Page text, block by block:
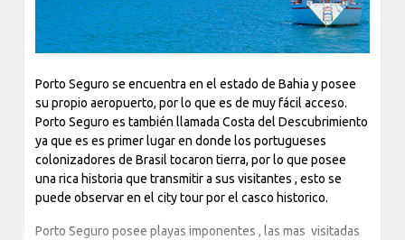
Porto Seguro se encuentra en el estado de Bahia y posee
su propio aeropuerto, por lo que es de muy fácil acceso.
Porto Seguro es también llamada Costa del Descubrimiento
ya que es es primer lugar en donde los portugueses
colonizadores de Brasil tocaron tierra, por lo que posee
una rica historia que transmitir a sus visitantes , esto se
puede observar en el city tour por el casco historico.
Porto Seguro posee playas imponentes , las mas visitadas